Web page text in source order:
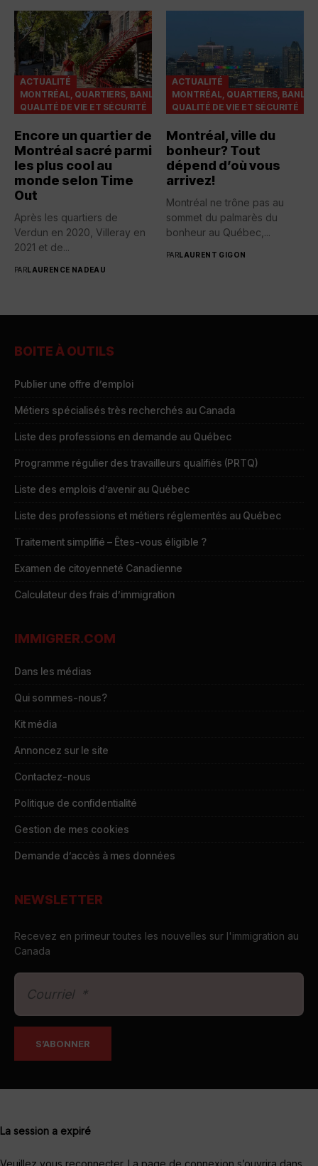
ACTUALITÉ
MONTRÉAL, QUARTIERS, BANLIEUES
QUALITÉ DE VIE ET SÉCURITÉ
Encore un quartier de
Montréal sacré parmi
les plus cool au
monde selon Time
Out
Après les quartiers de
Verdun en 2020, Villeray en
2021 et de...
PARLAURENCE NADEAU
ACTUALITÉ
MONTRÉAL, QUARTIERS,
QUALITÉ DE VIE ET SÉCURITÉ
Montréal, ville du
bonheur? Tout
dépend d’où vous
arrivez!
Montréal ne trône pas au
sommet du palmarès du
bonheur au Québec,...
PARLAURENT GIGON
BOITE À OUTILS
Publier une offre d’emploi
Métiers spécialisés très recherchés au Canada
Liste des professions en demande au Québec
Programme régulier des travailleurs qualifiés (PRTQ)
Liste des emplois d’avenir au Québec
Liste des professions et métiers réglementés au Québec
Traitement simplifié – Êtes-vous éligible ?
Examen de citoyenneté Canadienne
Calculateur des frais d’immigration
IMMIGRER.COM
Dans les médias
Qui sommes-nous?
Kit média
Annoncez sur le site
Contactez-nous
Politique de confidentialité
Gestion de mes cookies
Demande d’accès à mes données
NEWSLETTER
Recevez en primeur toutes les nouvelles sur l'immigration au
Canada
La session a expiré